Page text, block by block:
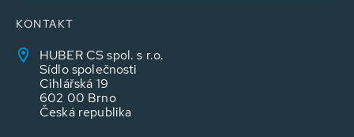
KONTAKT
HUBER CS spol. s r.o.
Sídlo společnosti
Cihlářská 19
602 00 Brno
Česká republika